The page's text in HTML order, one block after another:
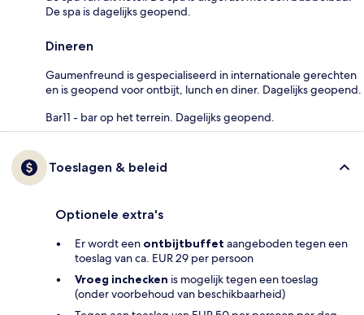
De spa is dagelijks geopend.
Dineren
Gaumenfreund is gespecialiseerd in internationale gerechten
en is geopend voor ontbijt, lunch en diner. Dagelijks geopend.
Bar11 - bar op het terrein. Dagelijks geopend.
Toeslagen & beleid
Optionele extra's
Er wordt een ontbijtbuffet aangeboden tegen een
toeslag van ca. EUR 29 per persoon
Vroeg inchecken is mogelijk tegen een toeslag
(onder voorbehoud van beschikbaarheid)